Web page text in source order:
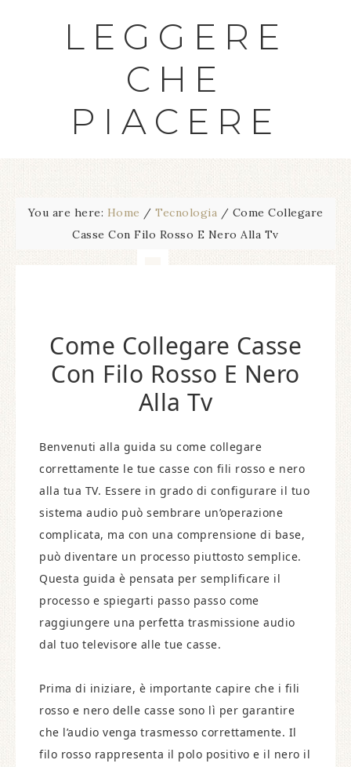
LEGGERE
CHE
PIACERE
You are here: Home / Tecnologia / Come Collegare
Casse Con Filo Rosso E Nero Alla Tv
Come Collegare Casse
Con Filo Rosso E Nero
Alla Tv
Benvenuti alla guida su come collegare
correttamente le tue casse con fili rosso e nero
alla tua TV. Essere in grado di configurare il tuo
sistema audio può sembrare un’operazione
complicata, ma con una comprensione di base,
può diventare un processo piuttosto semplice.
Questa guida è pensata per semplificare il
processo e spiegarti passo passo come
raggiungere una perfetta trasmissione audio
dal tuo televisore alle tue casse.
Prima di iniziare, è importante capire che i fili
rosso e nero delle casse sono lì per garantire
che l’audio venga trasmesso correttamente. Il
filo rosso rappresenta il polo positivo e il nero il